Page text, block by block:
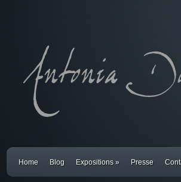
Home Blog Expositions» Presse